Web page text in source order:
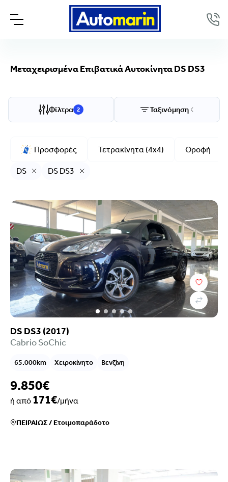
Μεταχειρισμένα Επιβατικά Αυτοκίνητα DS DS3
Φίλτρα 2 Ταξινόμηση
Προσφορές Τετρακίνητα (4x4) Οροφή
DS DS DS3
DS DS3 (2017)
Cabrio SoChic
65.000km Χειροκίνητο Βενζίνη
9.850€
ή από 171€/μήνα
ΠΕΙΡΑΙΩΣ/Ετοιμοπαράδοτο
Μάρκα/Μοντέλο
DS, DS3
Μοντέλο
Τιμή
Επιλογές χρηματοδότησης
Χρονολογία
Καύσιμο
Σασμάν
Χιλιόμετρα
Ιπποδύναμη
Μετάδοση
Εξοπλισμός
Euroclass
Κατηγορία
Κατάστημα